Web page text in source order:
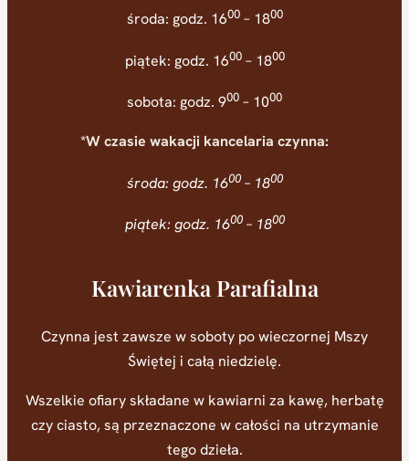
środa: godz. 1600– 1800
piątek: godz. 1600– 1800
sobota: godz. 900 – 1000
*W czasie wakacji kancelaria czynna:
środa: godz. 1600– 1800
piątek: godz. 1600– 1800
Kawiarenka Parafialna
Czynna jest zawsze w soboty po wieczornej Mszy
Świętej i całą niedzielę.
Wszelkie ofiary składane w kawiarni za kawę, herbatę
czy ciasto, są przeznaczone w całości na utrzymanie
tego dzieła.